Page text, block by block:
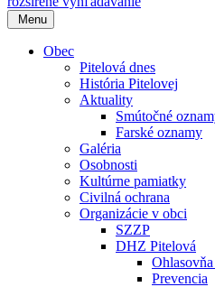
Menu
Obec
Pitelová dnes
História Pitelovej
Aktuality
Smútočné
Farské oznamy
Galéria
Osobnosti
Kultúrne pamiatky
Civilná ochrana
Organizácie v obci
SZZP
DHZ Pitelová
Prevencia